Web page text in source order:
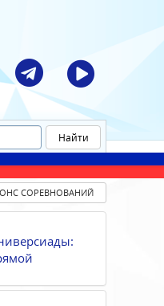
СОРЕВНОВАНИЙ